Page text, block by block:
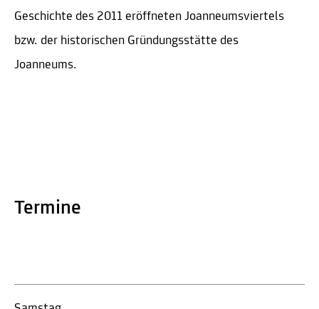
Geschichte des 2011 eröffneten Joanneumsviertels
bzw. der historischen Gründungsstätte des
Joanneums.
Termine